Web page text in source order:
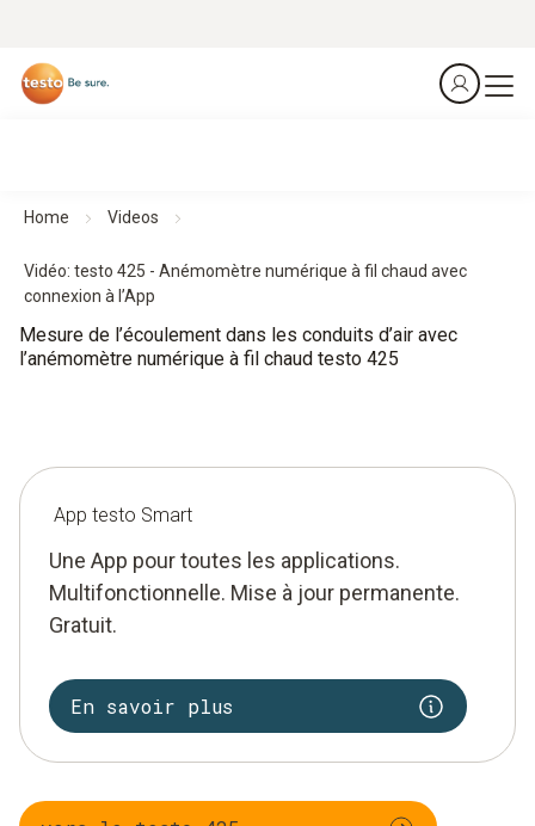
Home Videos
Vidéo: testo 425 - Anémomètre numérique à fil chaud avec
connexion à l’App
Mesure de l’écoulement dans les conduits d’air avec
l’anémomètre numérique à fil chaud testo 425
App testo Smart
Une App pour toutes les applications.
Multifonctionnelle. Mise à jour permanente.
Gratuit.
En savoir plus